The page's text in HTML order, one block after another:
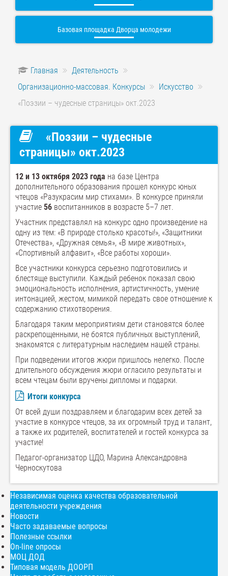
Базовая площадка Дворца молодежи
Главная
Деятельность
Организационно-массовая. Конкурсы
Искусство
«Поэзии – чудесные страницы» окт.2023
«Поэзии – чудесные
страницы» окт.2023
12 и 13 октября 2023 года на базе Центра
дополнительного образования прошел конкурс юных
чтецов «Разукрасим мир стихами». В конкурсе приняли
участие 56 воспитанников в возрасте 5–7 лет.
Участник представлял на конкурс одно произведение на
одну из тем: «В природе столько красоты!», «Защитники
Отечества», «Дружная семья», «В мире животных»,
«Спортивный алфавит», «Все работы хороши».
Все участники конкурса серьезно подготовились и
блестяще выступили. Каждый ребенок показал свою
эмоциональность исполнения, артистичность, умение
интонацией, жестом, мимикой передать свое отношение к
содержанию стихотворения.
Благодаря таким мероприятиям дети становятся более
раскрепощенными, не боятся публичных выступлений,
знакомятся с литературным наследием нашей страны.
При подведении итогов жюри пришлось нелегко. После
длительного обсуждения жюри огласило результаты и
всем чтецам были вручены дипломы и подарки.
Итоги конкурса
От всей души поздравляем и благодарим всех детей за
участие в конкурсе чтецов, за их огромный труд и талант,
а также их родителей, воспитателей и гостей конкурса за
участие!
Педагог-организатор ЦДО, Марина Александровна
Черноскутова
Независимая оценка качества образовательной
деятельности учреждения
Новости
Часто задаваемые вопросы
Полезные ссылки
On-line опросы
МОЦ ДОД
Типовая модель ДООРП